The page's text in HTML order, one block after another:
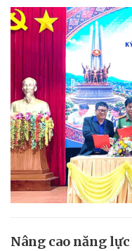
Nâng cao năng